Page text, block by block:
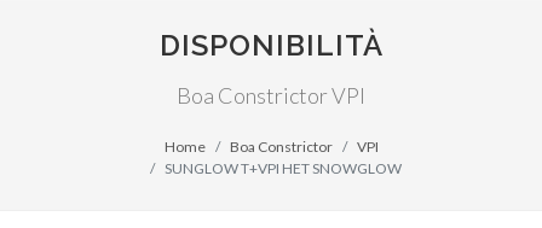
DISPONIBILITÀ
Boa Constrictor VPI
Home Boa Constrictor
VPI
SUNGLOW T+VPI HET SNOWGLOW